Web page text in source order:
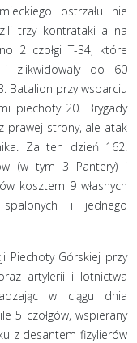
ostrzału nie
trzy kontrataki a na
2 czołgi T-34, które
i zlikwidowały do 60
Batalion przy wsparciu
piechoty 20. Brygady
prawej strony, ale atak
Za ten dzień 162.
(w tym 3 Pantery) i
kosztem 9 własnych
i jednego
Piechoty Górskiej przy
artylerii i lotnictwa
w ciągu dnia
5 czołgów, wspierany
z desantem fizylierów